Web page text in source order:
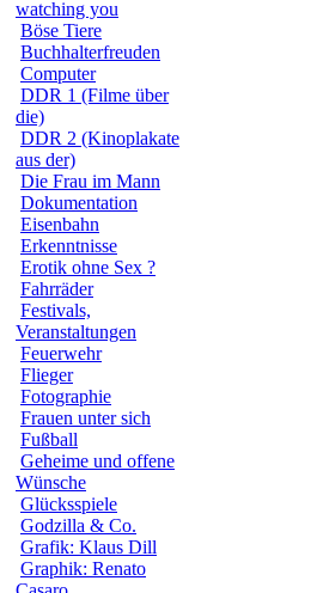
watching you
Böse Tiere
Buchhalterfreuden
Computer
DDR 1 (Filme über
die)
DDR 2 (Kinoplakate
aus der)
Die Frau im Mann
Dokumentation
Eisenbahn
Erkenntnisse
Erotik ohne Sex ?
Fahrräder
Festivals,
Veranstaltungen
Feuerwehr
Flieger
Fotographie
Frauen unter sich
Fußball
Geheime und offene
Wünsche
Glücksspiele
Godzilla & Co.
Grafik: Klaus Dill
Graphik: Renato